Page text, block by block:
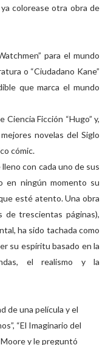
colorease otra obra de
para el mundo
o “Ciudadano Kane”
que marca el mundo
Ficción “Hugo” y,
novelas del Siglo
cómic.
con cada uno de sus
en ningún momento su
esté atento. Una obra
de trescientas páginas),
ha sido tachada como
su espíritu basado en la
el realismo y la
de una película y el
“El Imaginario del
y le preguntó